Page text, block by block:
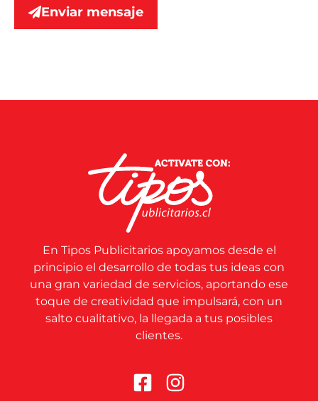
Enviar mensaje
En Tipos Publicitarios apoyamos desde el
principio el desarrollo de todas tus ideas con
una gran variedad de servicios, aportando ese
toque de creatividad que impulsará, con un
salto cualitativo, la llegada a tus posibles
clientes.